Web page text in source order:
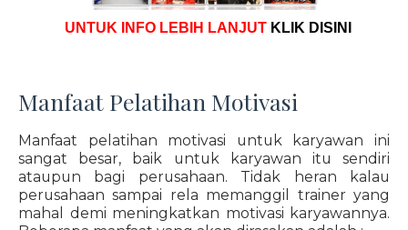
UNTUK INFO LEBIH LANJUT KLIK DISINI
Manfaat Pelatihan Motivasi
Manfaat pelatihan motivasi untuk karyawan ini
sangat besar, baik untuk karyawan itu sendiri
ataupun bagi perusahaan. Tidak heran kalau
perusahaan sampai rela memanggil trainer yang
mahal demi meningkatkan motivasi karyawannya.